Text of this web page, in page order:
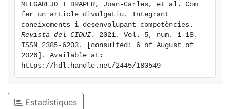
MELGAREJO I DRAPER, Joan-Carles, et al. Com
fer un article divulgatiu. Integrant
Revista del CIDUI . 2021. Vol. 5, num. 1-18.
ISSN 2385-6203. [consulted: 6 of August of
2026]. Available at:
https://hdl.handle.net/2445/180549
Estadístiques